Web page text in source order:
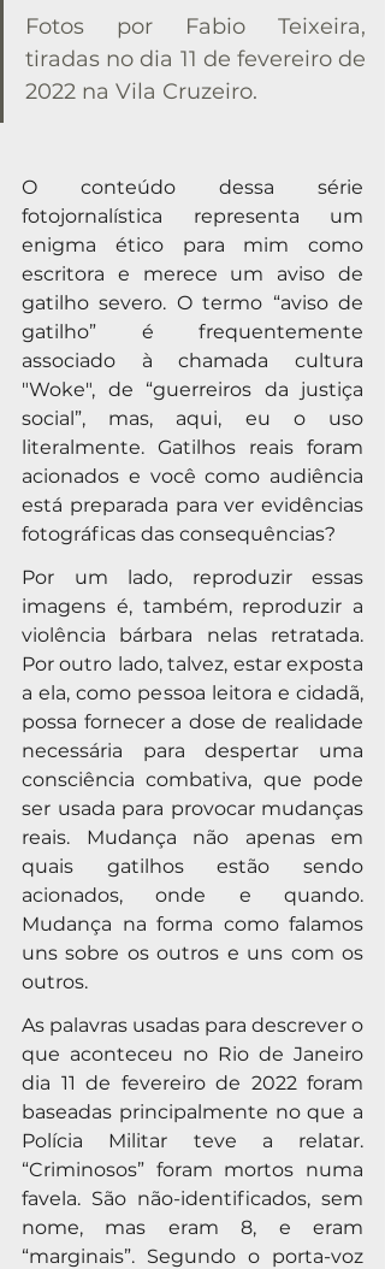
Fotos por Fabio Teixeira,
tiradas no dia 11 de fevereiro de
2022 na Vila Cruzeiro.
O conteúdo dessa série
fotojornalística representa um
enigma ético para mim como
escritora e merece um aviso de
gatilho severo. O termo “aviso de
gatilho” é frequentemente
associado à chamada cultura
"Woke", de “guerreiros da justiça
social”, mas, aqui, eu o uso
literalmente. Gatilhos reais foram
acionados e você como audiência
está preparada para ver evidências
fotográficas das consequências?
Por um lado, reproduzir essas
imagens é, também, reproduzir a
violência bárbara nelas retratada.
Por outro lado, talvez, estar exposta
a ela, como pessoa leitora e cidadã,
possa fornecer a dose de realidade
necessária para despertar uma
consciência combativa, que pode
ser usada para provocar mudanças
reais. Mudança não apenas em
quais gatilhos estão sendo
acionados, onde e quando.
Mudança na forma como falamos
uns sobre os outros e uns com os
outros.
As palavras usadas para descrever o
que aconteceu no Rio de Janeiro
dia 11 de fevereiro de 2022 foram
baseadas principalmente no que a
Polícia Militar teve a relatar.
“Criminosos” foram mortos numa
favela. São não-identificados, sem
nome, mas eram 8, e eram
“marginais”. Segundo o porta-voz